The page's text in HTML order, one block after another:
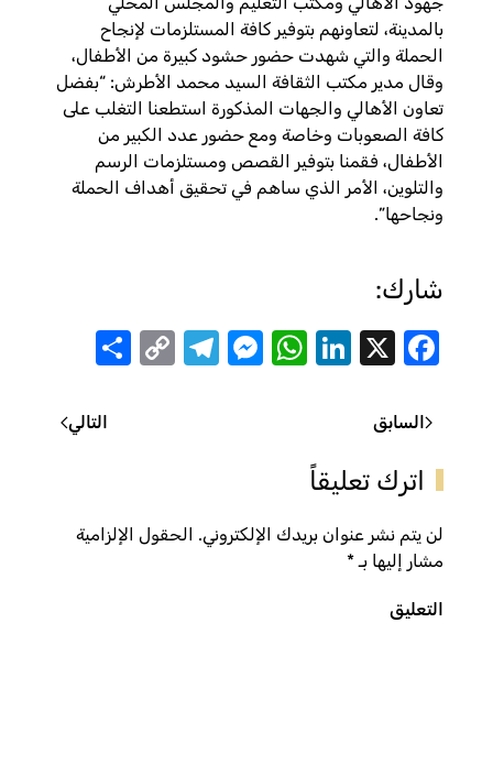
بالمدينة، لتعاونهم بتوفير كافة المستلزمات لإنجاح
الحملة والتي شهدت حضور حشود كبيرة من الأطفال،
وقال مدير مكتب الثقافة السيد محمد الأطرش: “بفضل
تعاون الأهالي والجهات المذكورة استطعنا التغلب على
كافة الصعوبات وخاصة ومع حضور عدد الكبير من
الأطفال، فقمنا بتوفير القصص ومستلزمات الرسم
والتلوين، الأمر الذي ساهم في تحقيق أهداف الحملة
ونجاحها”.
شارك:
Facebook
X
LinkedIn
WhatsApp
Messenger
Telegram
Copy
السابق التالي
اترك تعليقاً
لن يتم نشر عنوان بريدك الإلكتروني. الحقول الإلزامية
مشار إليها بـ*
التعليق